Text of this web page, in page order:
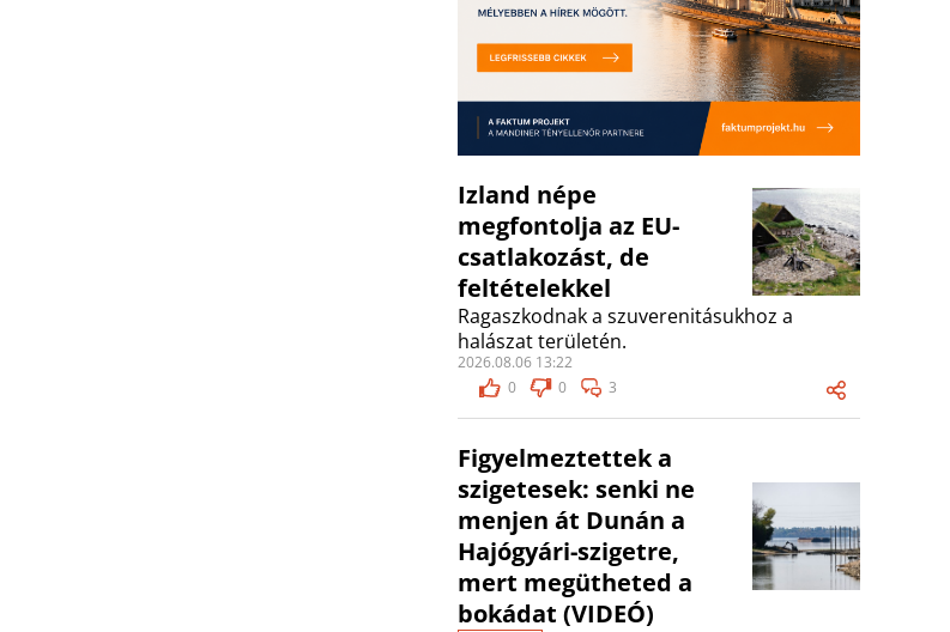
Izland népe
megfontolja az EU-
csatlakozást, de
feltételekkel
Ragaszkodnak a szuverenitásukhoz a
halászat területén.
2026.08.06 13:22
0
0 3
Figyelmeztettek a
szigetesek: senki ne
menjen át Dunán a
Hajógyári-szigetre,
mert megütheted a
bokádat (VIDEÓ)